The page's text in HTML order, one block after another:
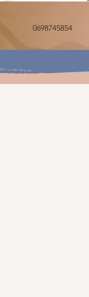
0698745854